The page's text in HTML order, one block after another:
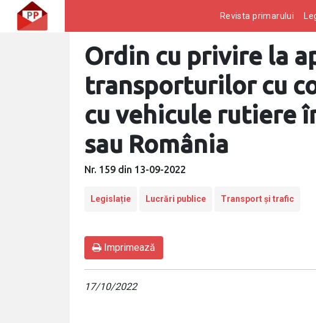
Revista primarului
Ordin cu privire la
transporturilor cu
cu vehicule rutiere
sau România
Nr. 159 din 13-09-2022
Legislație Lucrări publice Transport și trafic
Imprimează
17/10/2022